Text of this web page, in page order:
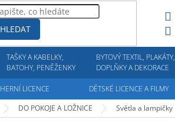
HLEDAT
TAŠKY A KABELKY,
BATOHY, PENĚŽENKY
BYTOVÝ TEXTIL, PLAKÁTY,
DOPLŇKY A DEKORACE
HERNÍ LICENCE DĚTSKÉ LICENCE A FILMY
DO POKOJE A LOŽNICE Světla a lampičky